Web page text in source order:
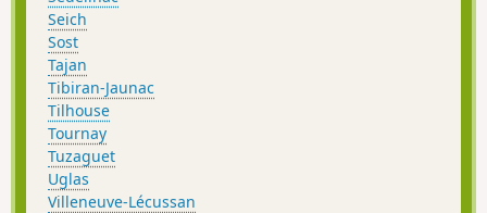
Seich
Sost
Tajan
Tibiran-Jaunac
Tilhouse
Tournay
Tuzaguet
Uglas
Villeneuve-Lécussan